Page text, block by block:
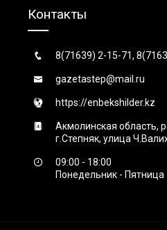
Контакты
8(71639) 2-15-71,
gazetastep@mail.ru
https://enbekshilder.kz
Акмолинская область,
г.Степняк, улица
09:00 - 18:00
Понедельник - Пятница